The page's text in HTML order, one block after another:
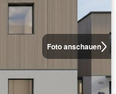
Foto anschauen